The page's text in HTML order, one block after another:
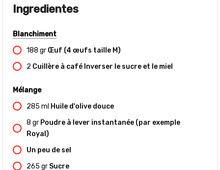
Ingredientes
Blanchiment
188 gr Œuf (4 œufs taille M)
2 Cuillère à café Inverser le sucre et le miel
Mélange
285 ml Huile d'olive douce
8 gr Poudre à lever instantanée (par exemple
Royal)
Un peu de sel
265 gr Sucre